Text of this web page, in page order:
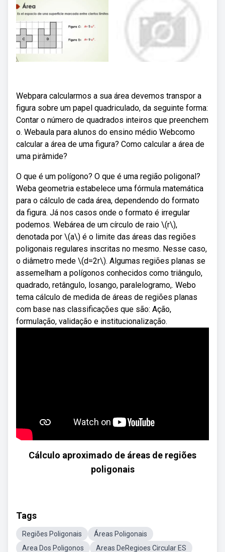
Webpara calcularmos a sua área devemos transpor a
figura sobre um papel quadriculado, da seguinte forma:
Contar o número de quadrados inteiros que preenchem
o. Webaula para alunos do ensino médio Webcomo
calcular a área de uma figura? Como calcular a área de
uma pirâmide?
O que é um polígono? O que é uma região poligonal?
Weba geometria estabelece uma fórmula matemática
para o cálculo de cada área, dependendo do formato
da figura. Já nos casos onde o formato é irregular
podemos. Webárea de um círculo de raio \(r\),
denotada por \(a\) é o limite das áreas das regiões
poligonais regulares inscritas no mesmo. Nesse caso,
o diâmetro mede \(d=2r\). Algumas regiões planas se
assemelham a polígonos conhecidos como triângulo,
quadrado, retângulo, losango, paralelogramo,. Webo
tema cálculo de medida de áreas de regiões planas
com base nas classificações que são: Ação,
formulação, validação e institucionalização.
Cálculo aproximado de áreas de regiões
poligonais
Tags
Regiões Poligonais
Áreas Poligonais
Area Dos Poligonos
Areas DeRegioes Circular ES